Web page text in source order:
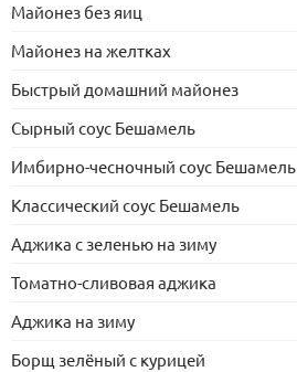
Майонез без яиц
Майонез на желтках
Быстрый домашний майонез
Сырный соус Бешамель
Имбирно-чесночный соус Бешамель
Классический соус Бешамель
Аджика с зеленью на зиму
Томатно-сливовая аджика
Аджика на зиму
Борщ зелёный с курицей